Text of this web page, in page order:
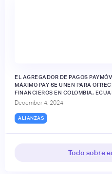
EL AGREGADOR DE PAGOS
MÁXIMO PAY SE UNEN PARA
FINANCIEROS EN COLOMBIA,
December 4, 2024
ALIANZAS
Todo sobre